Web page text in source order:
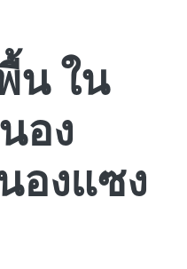
น ใน
อง
องแซง